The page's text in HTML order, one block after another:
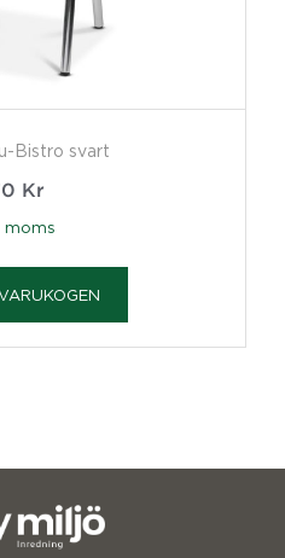
Bistro svart
Kr
moms